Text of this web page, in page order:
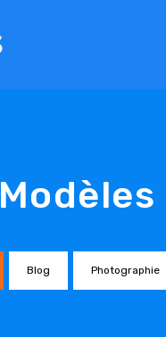
Blog Photographie